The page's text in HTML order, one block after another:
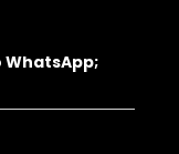
WhatsApp;